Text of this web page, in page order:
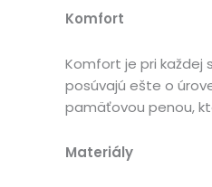
Komfort
Komfort je pri každej
posúvajú ešte o
pamäťovou penou,
Materiály